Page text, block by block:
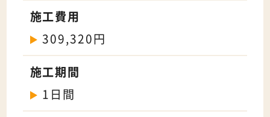
施工費用
309,320円
施工期間
1日間